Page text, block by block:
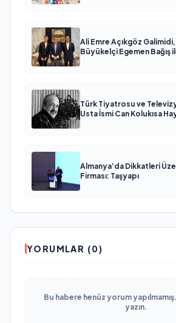
Ali Emre Açıkgöz Galimidi,
Büyükelçi Egemen Bağış
Türk Tiyatrosu ve
Usta İsmi Can Kolukısa
Almanya’da Dikkatleri
Firması: Taşyapı
YORUMLAR (0)
Bu habere henüz yorum
yazın.